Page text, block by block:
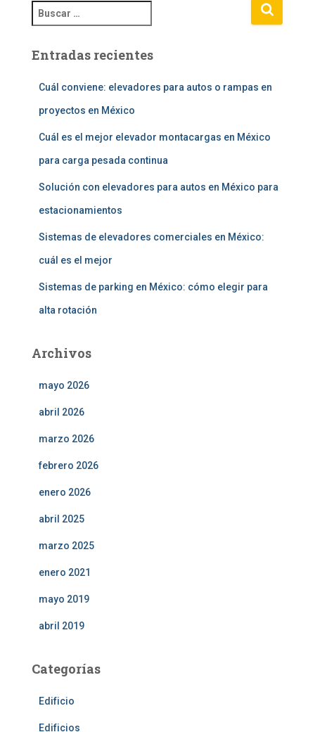
u
c
Entradas recientes
Cuál conviene: elevadores para autos o rampas en
proyectos en México
Cuál es el mejor elevador montacargas en México
para carga pesada continua
Solución con elevadores para autos en México para
estacionamientos
Sistemas de elevadores comerciales en México:
cuál es el mejor
Sistemas de parking en México: cómo elegir para
alta rotación
Archivos
mayo 2026
abril 2026
marzo 2026
febrero 2026
enero 2026
abril 2025
marzo 2025
enero 2021
mayo 2019
abril 2019
Categorías
Edificio
Edificios